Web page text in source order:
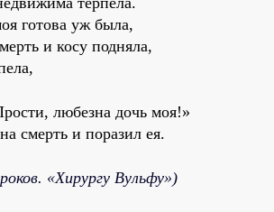
готова уж была,
и косу подняла,
любезна дочь моя!»
смерть и поразил ея.
«Хирургу Вульфу»)